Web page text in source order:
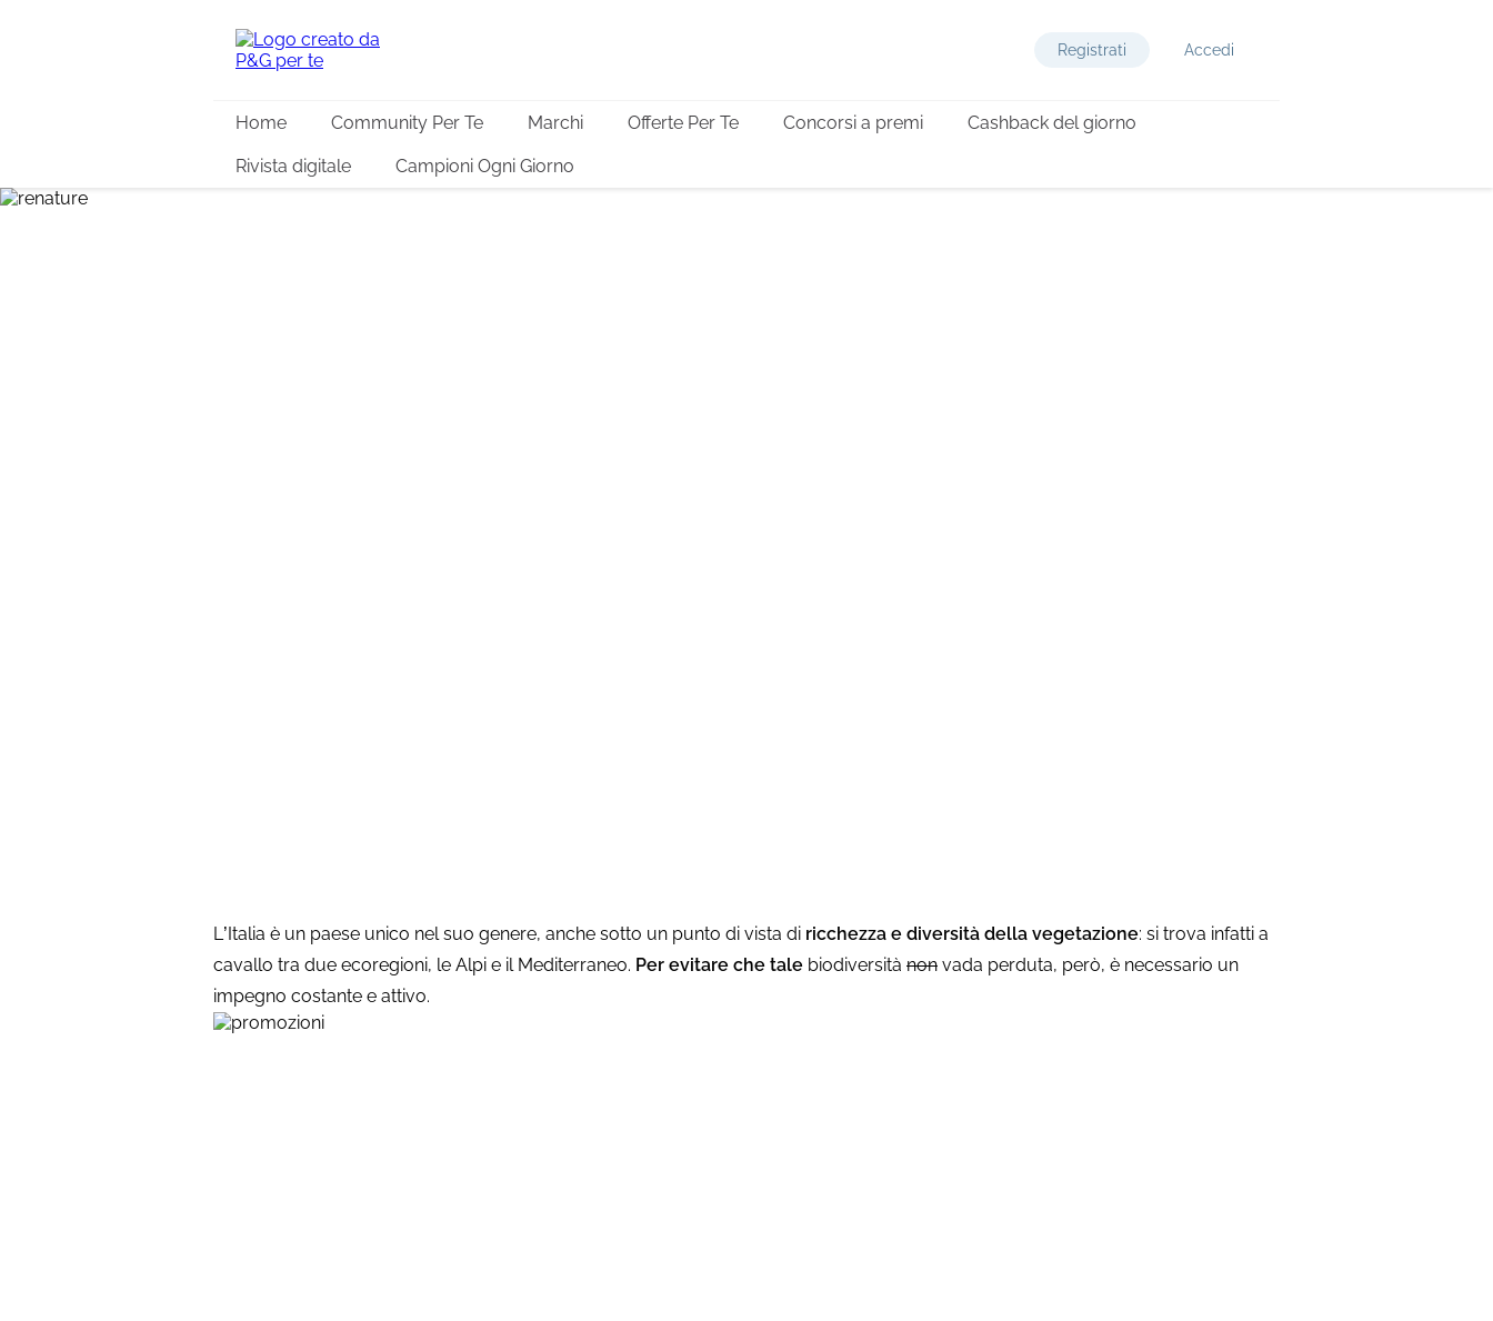
Registrati Accedi
Home Community Per Te Marchi Offerte Per Te Concorsi a premi Cashback del giorno
Rivista digitale Campioni Ogni Giorno
L’Italia è un paese unico nel suo genere, anche sotto un punto di vista di ricchezza e diversità della vegetazione: si trova infatti a
cavallo tra due ecoregioni, le Alpi e il Mediterraneo. Per evitare che tale biodiversità non vada perduta, però, è necessario un
impegno costante e attivo.